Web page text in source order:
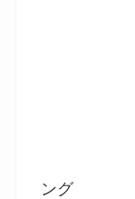
登
軽登
ダイ
産後ダ
生活習
運動
健康寿
ング